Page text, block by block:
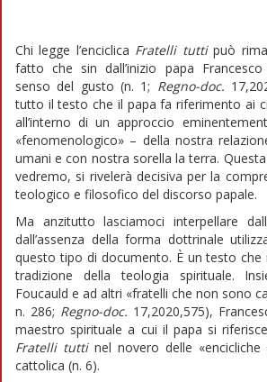
Chi legge l’enciclica Fratelli tuttipuò
fatto che sin dall’inizio papa
senso del gusto (n. 1; Regno-doc.
tutto il testo che il papa fa riferimento ai
all’interno di un approccio
«fenomenologico» – della nostra
umani e con nostra sorella la terra.
vedremo, si rivelerà decisiva per la
teologico e filosofico del discorso papale.
Ma anzitutto lasciamoci interpellare
dall’assenza della forma dottrinale
questo tipo di documento. È un testo
tradizione della teologia spirituale.
Foucauld e ad altri «fratelli che non sono
n. 286; Regno-doc. 17,2020,575),
maestro spirituale a cui il papa si
Fratelli tuttinel novero delle «encicliche
cattolica (n. 6).